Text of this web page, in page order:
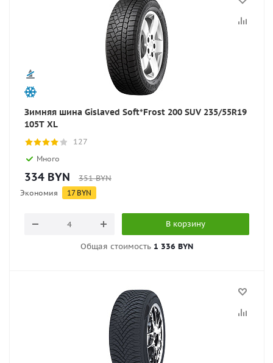
Зимняя шина Gislaved Soft*Frost 200 SUV 235/55R19
105T XL
127
Много
334 BYN 351BYN
Экономия 17BYN
В корзину
Общая стоимость 1 336 BYN